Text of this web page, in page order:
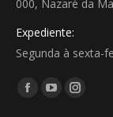
000, Nazaré da
Expediente:
Segunda à sexta-
Encontre-nos em:
Facebook
YouTube